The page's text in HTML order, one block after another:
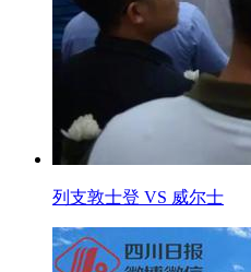
列支敦士登 VS 威尔士